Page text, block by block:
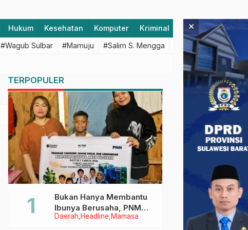
Hukum Kesehatan Komputer Kriminal Lifestyle
#Wagub Sulbar #Mamuju #Salim S. Mengga #featured #Polda
TERPOPULER
Daerah Headline Mamasa
Bukan Hanya Membantu
Ibunya Berusaha, PNM
Juga Menjaga Mimpi
×